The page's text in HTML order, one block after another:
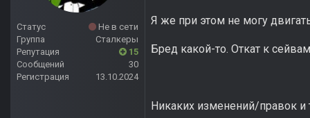
Статус
Не в сети
Группа
Сталкеры
Репутация
15
Сообщений
30
Регистрация
13.10.2024
Я же при этом не могу
Бред какой-то. Откат к
Никаких изменений/правок